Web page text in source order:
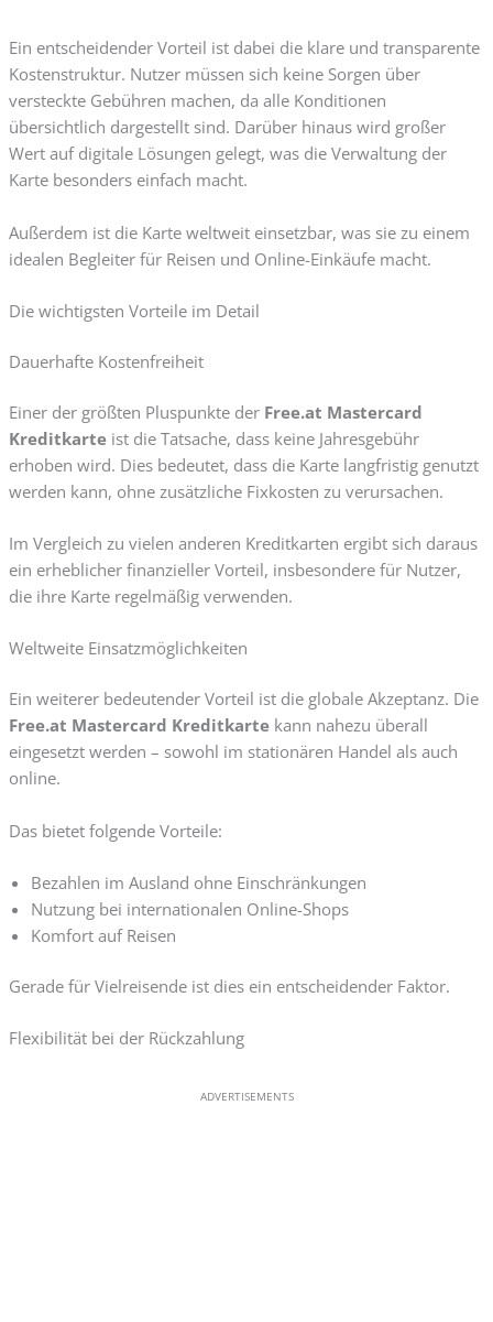
Ein entscheidender Vorteil ist dabei die klare und transparente
Kostenstruktur. Nutzer müssen sich keine Sorgen über
versteckte Gebühren machen, da alle Konditionen
übersichtlich dargestellt sind. Darüber hinaus wird großer
Wert auf digitale Lösungen gelegt, was die Verwaltung der
Karte besonders einfach macht.
Außerdem ist die Karte weltweit einsetzbar, was sie zu einem
idealen Begleiter für Reisen und Online-Einkäufe macht.
Die wichtigsten Vorteile im Detail
Dauerhafte Kostenfreiheit
Einer der größten Pluspunkte der Free.at Mastercard
Kreditkarteist die Tatsache, dass keine Jahresgebühr
erhoben wird. Dies bedeutet, dass die Karte langfristig genutzt
werden kann, ohne zusätzliche Fixkosten zu verursachen.
Im Vergleich zu vielen anderen Kreditkarten ergibt sich daraus
ein erheblicher finanzieller Vorteil, insbesondere für Nutzer,
die ihre Karte regelmäßig verwenden.
Weltweite Einsatzmöglichkeiten
Ein weiterer bedeutender Vorteil ist die globale Akzeptanz. Die
Free.at Mastercard Kreditkartekann nahezu überall
eingesetzt werden – sowohl im stationären Handel als auch
online.
Das bietet folgende Vorteile:
Bezahlen im Ausland ohne Einschränkungen
Nutzung bei internationalen Online-Shops
Komfort auf Reisen
Gerade für Vielreisende ist dies ein entscheidender Faktor.
Flexibilität bei der Rückzahlung
ADVERTISEMENTS